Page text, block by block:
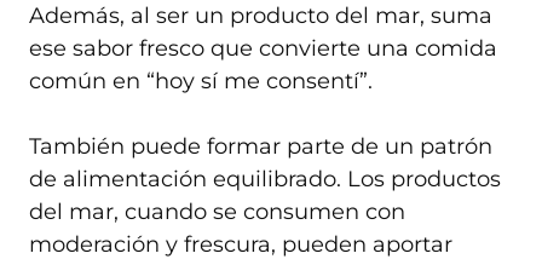
Además, al ser un producto del mar, suma
ese sabor fresco que convierte una comida
común en “hoy sí me consentí”.
También puede formar parte de un patrón
de alimentación equilibrado. Los productos
del mar, cuando se consumen con
moderación y frescura, pueden aportar